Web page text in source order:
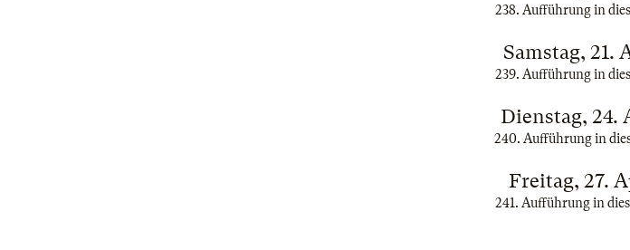
238. Aufführung in
Samstag, 21.
239. Aufführung in
Dienstag, 24.
240. Aufführung in
Freitag, 27.
241. Aufführung in